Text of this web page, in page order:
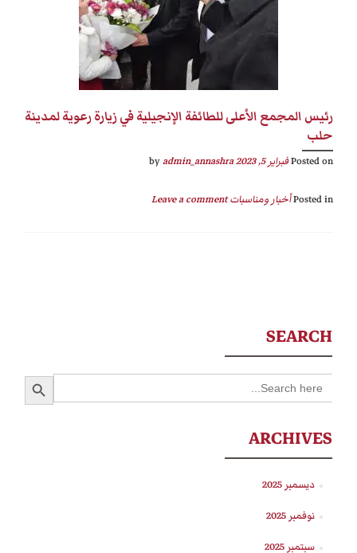
رئيس المجمع الأعلى للطائفة الإنجيلية في زيارة رعوية لمدينة
حلب
Posted onفبراير 5, 2023 by
admin_annashra
Posted inأخبار ومناسبات Leave a comment
SEARCH
Search
for:
SEARCH BUTTON
ARCHIVES
ديسمبر 2025
نوفمبر 2025
سبتمبر 2025